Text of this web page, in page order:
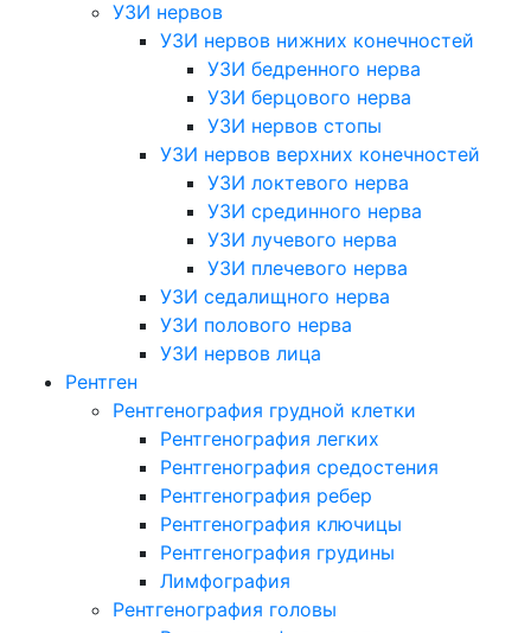
УЗИ нервов
УЗИ нервов нижних конечностей
УЗИ бедренного нерва
УЗИ берцового нерва
УЗИ нервов стопы
УЗИ нервов верхних конечностей
УЗИ локтевого нерва
УЗИ срединного нерва
УЗИ лучевого нерва
УЗИ плечевого нерва
УЗИ седалищного нерва
УЗИ полового нерва
УЗИ нервов лица
Рентген
Рентгенография грудной клетки
Рентгенография легких
Рентгенография средостения
Рентгенография ребер
Рентгенография ключицы
Рентгенография грудины
Лимфография
Рентгенография головы